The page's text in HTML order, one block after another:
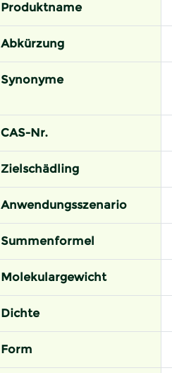
Produktname
Abkürzung
Synonyme
CAS-Nr.
Zielschädling
Anwendungsszenario
Summenformel
Molekulargewicht
Dichte
Form